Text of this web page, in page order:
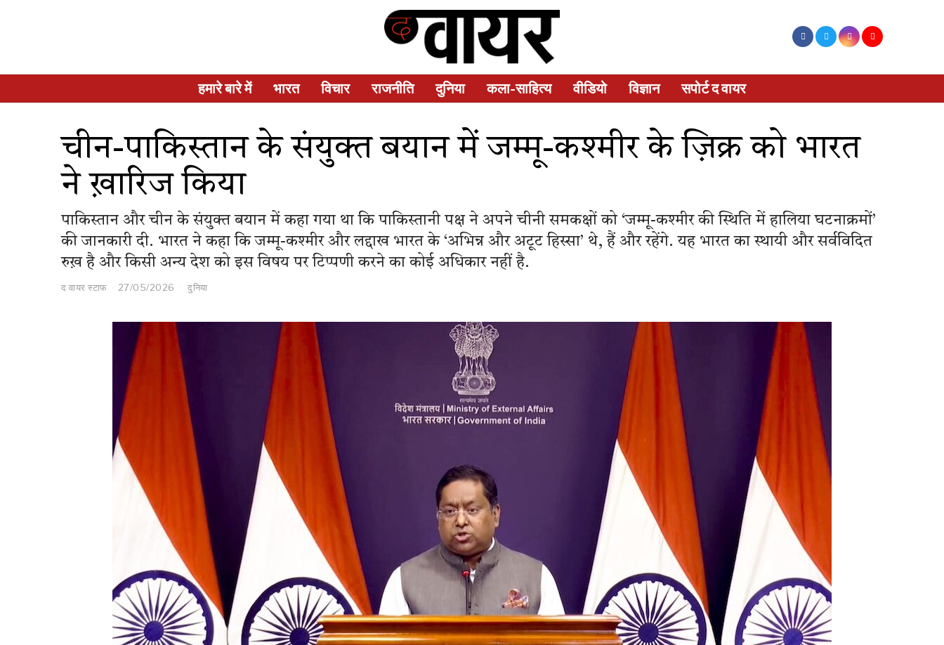
हमारे बारे में भारत विचार राजनीति दुनिया कला-साहित्य वीडियो विज्ञान सपोर्ट द वायर
चीन-पाकिस्तान के संयुक्त बयान में जम्मू-कश्मीर के ज़िक्र को भारत
ने ख़ारिज किया
पाकिस्तान और चीन के संयुक्त बयान में कहा गया था कि पाकिस्तानी पक्ष ने अपने चीनी समकक्षों को ‘जम्मू-कश्मीर की स्थिति में हालिया घटनाक्रमों’
की जानकारी दी. भारत ने कहा कि जम्मू-कश्मीर और लद्दाख भारत के ‘अभिन्न और अटूट हिस्सा’ थे, हैं और रहेंगे. यह भारत का स्थायी और सर्वविदित
रुख़ है और किसी अन्य देश को इस विषय पर टिप्पणी करने का कोई अधिकार नहीं है.
द वायर स्टाफ 27/05/2026 दुनिया